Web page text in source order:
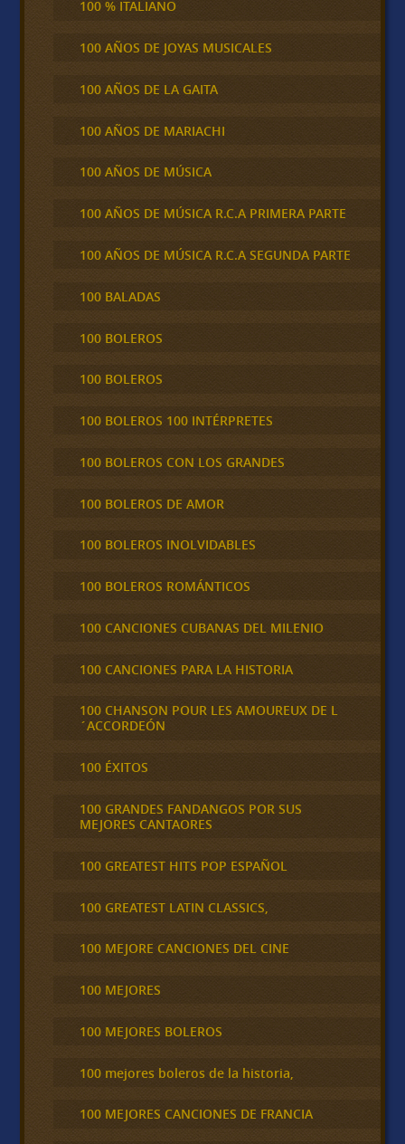
100 % ITALIANO
100 AÑOS DE JOYAS MUSICALES
100 AÑOS DE LA GAITA
100 AÑOS DE MARIACHI
100 AÑOS DE MÚSICA
100 AÑOS DE MÚSICA R.C.A PRIMERA PARTE
100 AÑOS DE MÚSICA R.C.A SEGUNDA PARTE
100 BALADAS
100 BOLEROS
100 BOLEROS
100 BOLEROS 100 INTÉRPRETES
100 BOLEROS CON LOS GRANDES
100 BOLEROS DE AMOR
100 BOLEROS INOLVIDABLES
100 BOLEROS ROMÁNTICOS
100 CANCIONES CUBANAS DEL MILENIO
100 CANCIONES PARA LA HISTORIA
100 CHANSON POUR LES AMOUREUX DE L
´ACCORDEÓN
100 ÉXITOS
100 GRANDES FANDANGOS POR SUS
MEJORES CANTAORES
100 GREATEST HITS POP ESPAÑOL
100 GREATEST LATIN CLASSICS,
100 MEJORE CANCIONES DEL CINE
100 MEJORES
100 MEJORES BOLEROS
100 mejores boleros de la historia,
100 MEJORES CANCIONES DE FRANCIA